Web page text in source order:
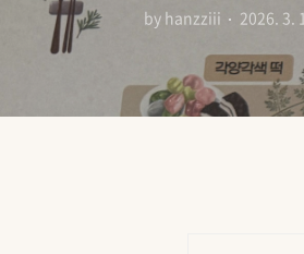
by hanzziii 2026. 3.